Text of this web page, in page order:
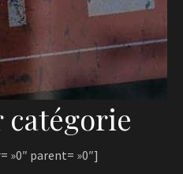
catégorie
»0″ parent= »0″]